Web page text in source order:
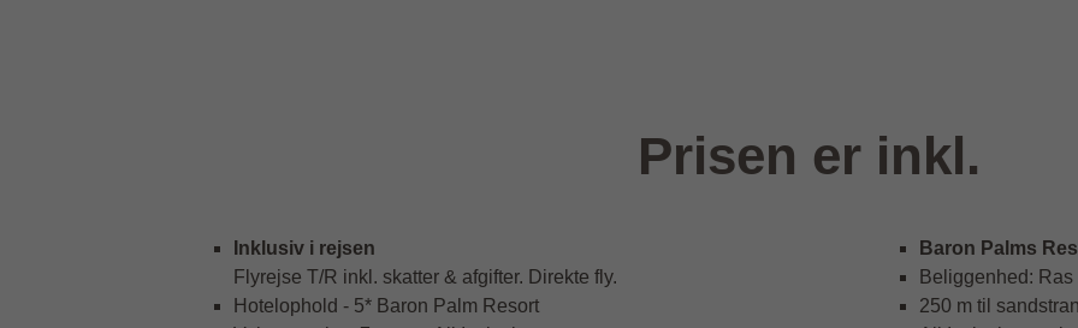
Prisen er inkl.
Inklusiv i rejsen
Flyrejse T/R inkl. skatter & afgifter. Direkte fly.
Hotelophold - 5* Baron Palm Resort
Baron Palms
Beliggenhed:
250 m til